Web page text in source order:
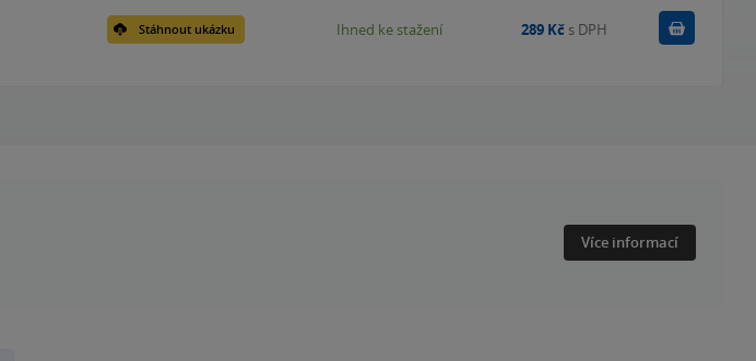
Stáhnout ukázku Ihned ke stažení 289 Kč s DPH Koupit
Více informací